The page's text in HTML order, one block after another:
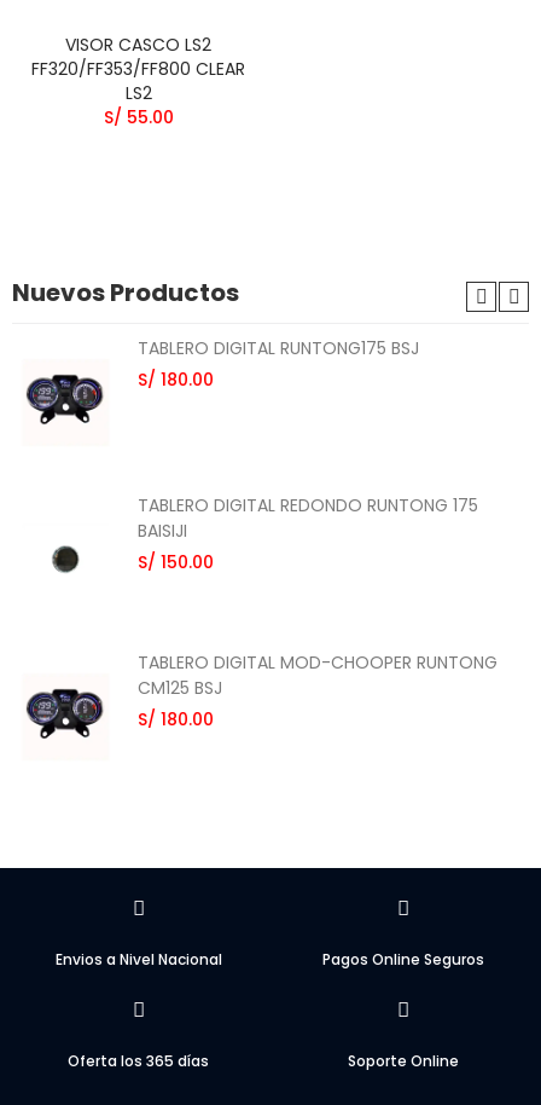
VISOR CASCO LS2
FF320/FF353/FF800 CLEAR
LS2
S/ 55.00
Nuevos Productos
TABLERO DIGITAL RUNTONG175 BSJ
S/ 180.00
TABLERO DIGITAL REDONDO RUNTONG 175
BAISIJI
S/ 150.00
TABLERO DIGITAL MOD-CHOOPER RUNTONG
CM125 BSJ
S/ 180.00
Envios a Nivel Nacional Pagos Online Seguros
Oferta los 365 días Soporte Online